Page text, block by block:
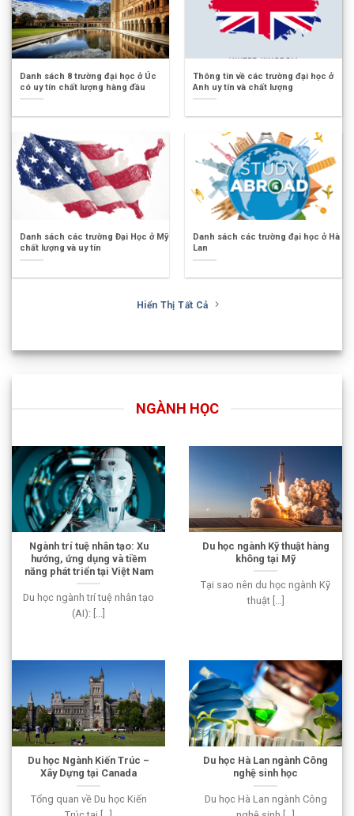
Danh sách 8 trường đại học ở Úc
có uy tín chất lượng hàng đầu
Thông tin về các trường đại học ở
Anh uy tín và chất lượng
Danh sách các trường Đại Học ở Mỹ
chất lượng và uy tín
Danh sách các trường đại học ở Hà
Lan
Hiển Thị Tất Cả
NGÀNH HỌC
Ngành trí tuệ nhân tạo: Xu
hướng, ứng dụng và tiềm
năng phát triển tại Việt Nam
Du học ngành trí tuệ nhân tạo
(AI): [...]
Du học ngành Kỹ thuật hàng
không tại Mỹ
Tại sao nên du học ngành Kỹ
thuật [...]
Du học Ngành Kiến Trúc –
Xây Dựng tại Canada
Tổng quan về Du học Kiến
Du học Hà Lan ngành Công
nghệ sinh học
Du học Hà Lan ngành Công